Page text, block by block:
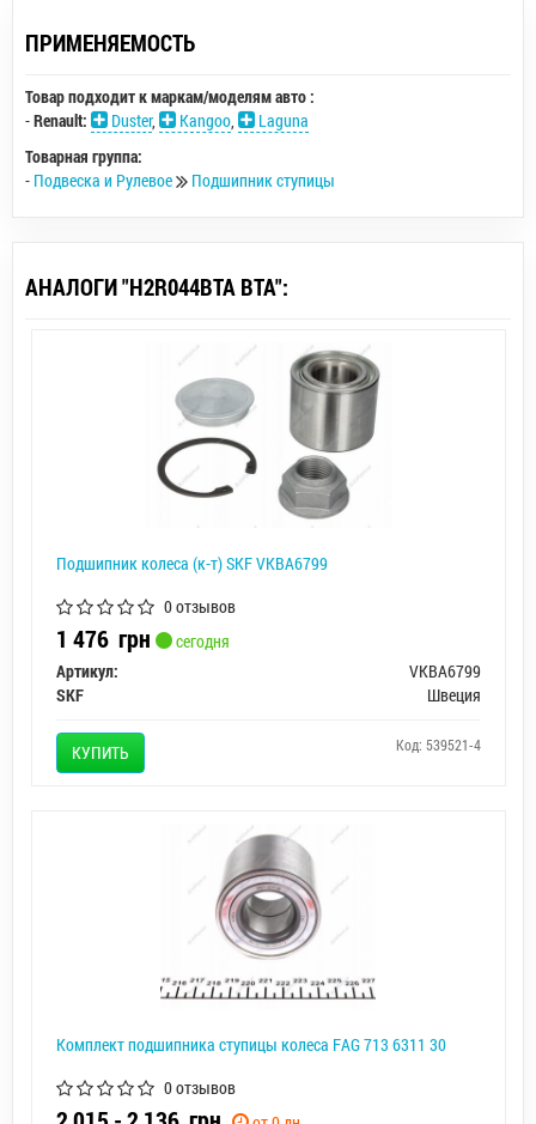
ПРИМЕНЯЕМОСТЬ
Товар подходит к маркам/моделям авто :
-Renault: Duster, Kangoo,
Laguna
Товарная группа:
- Подвеска и Рулевое Подшипник ступицы
АНАЛОГИ "H2R044BTA BTA":
Подшипник колеса (к-т) SKF VKBA6799
0 отзывов
1 476 грн
сегодня
Артикул:
VKBA6799
SKF
Швеция
КУПИТЬ Код: 539521-4
Комплект подшипника ступицы колеса FAG 713 6311 30
0 отзывов